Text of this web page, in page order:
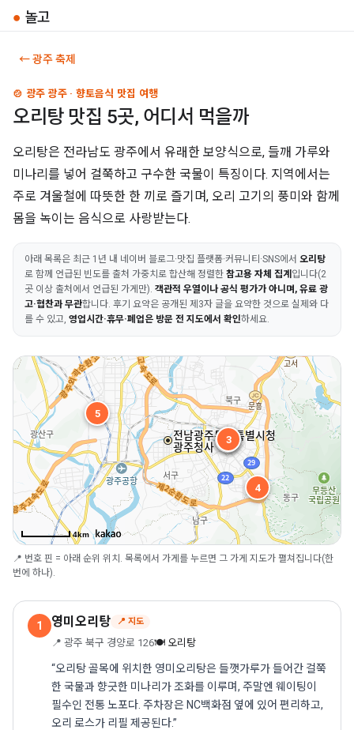
● 놀고
← 광주 축제
🍲 광주 광주 · 향토음식 맛집 여행
오리탕 맛집 5곳, 어디서 먹을까
오리탕은 전라남도 광주에서 유래한 보양식으로, 들깨 가루와
미나리를 넣어 걸쭉하고 구수한 국물이 특징이다. 지역에서는
주로 겨울철에 따뜻한 한 끼로 즐기며, 오리 고기의 풍미와 함께
몸을 녹이는 음식으로 사랑받는다.
아래 목록은 최근 1년 내 네이버 블로그·맛집 플랫폼·커뮤니티·SNS에서 오리탕
로 함께 언급된 빈도를 출처 가중치로 합산해 정렬한 참고용 자체 집계 입니다(2
곳 이상 출처에서 언급된 가게만). 객관적 우열이나 공식 평가가 아니며, 유료 광
고·협찬과 무관합니다. 후기 요약은 공개된 제3자 글을 요약한 것으로 실제와 다
를 수 있고, 영업시간·휴무·폐업은 방문 전 지도에서 확인하세요.
1
2
3
4
5
4km
📍 번호 핀 = 아래 순위 위치. 목록에서 가게를 누르면 그 가게 지도가 펼쳐집니다(한
번에 하나).
1 영미오리탕 📍 지도
📍 광주 북구 경양로 126🍽 오리탕
“오리탕 골목에 위치한 영미오리탕은 들깻가루가 들어간 걸쭉
한 국물과 향긋한 미나리가 조화를 이루며, 주말엔 웨이팅이
필수인 전통 노포다. 주차장은 NC백화점 옆에 있어 편리하고,
오리 로스가 리필 제공된다.”